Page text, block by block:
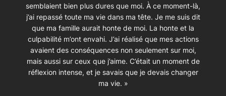
semblaient bien plus dures que moi. À ce moment-là,
j’ai repassé toute ma vie dans ma tête. Je me suis dit
que ma famille aurait honte de moi. La honte et la
culpabilité m’ont envahi. J’ai réalisé que mes actions
avaient des conséquences non seulement sur moi,
mais aussi sur ceux que j’aime. C’était un moment de
réflexion intense, et je savais que je devais changer
ma vie. »